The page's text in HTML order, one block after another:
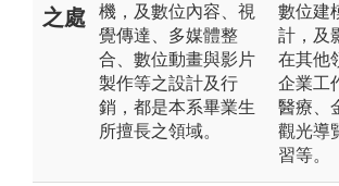
之處
機，及數位內容、視
覺傳達、多媒體整
合、數位動畫與影片
製作等之設計及行
銷，都是本系畢業生
所擅長之領域。
數位建
計，及
在其他
企業工
醫療、
觀光導
習等。